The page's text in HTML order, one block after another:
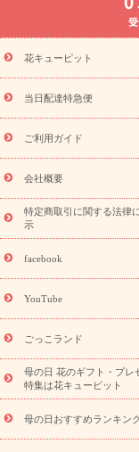
お供え・
ーブドフラワー
季
特集
お盆 花（新盆
盆・初盆）
お盆 花
フト
お盆・お供え
レゼント特集
夏の
敬老の日におくる
花ギフト・プレゼン
老の日 花鉢植えのギ
フト・プレゼント特集
ペーン
映画『ウォ
「きょう誕生日な
誕生日フラワーギフト
(トルコキキョウ)
ら探す
お祝いの花
念日
結婚祝い 出
寿祝い
プチギフト
供え・お悔やみ商品一
花キューピット
当日配達特急便
ご利用ガイド
会社概要
特定商取引に関する法律
示
facebook
YouTube
ごっこランド
母の日 花のギフト・プレ
特集は花キューピット
母の日おすすめランキン